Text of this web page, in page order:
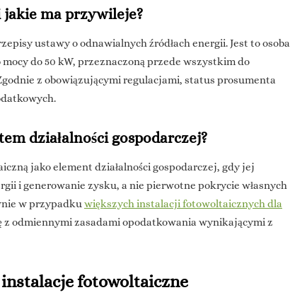
ma przywileje?
ustawy o odnawialnych źródłach energii. Jest to osoba
do 50 kW, przeznaczoną przede wszystkim do
z obowiązującymi regulacjami, status prosumenta
działalności gospodarczej?
jako element działalności gospodarczej, gdy jej
i generowanie zysku, a nie pierwotne pokrycie własnych
w przypadkuwiększych instalacji fotowoltaicznych dla
z odmiennymi zasadami opodatkowania wynikającymi z
fotowoltaiczne